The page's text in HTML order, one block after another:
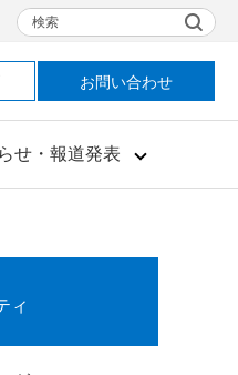
せ・報道発表
検索
お問い合わせ
ィ